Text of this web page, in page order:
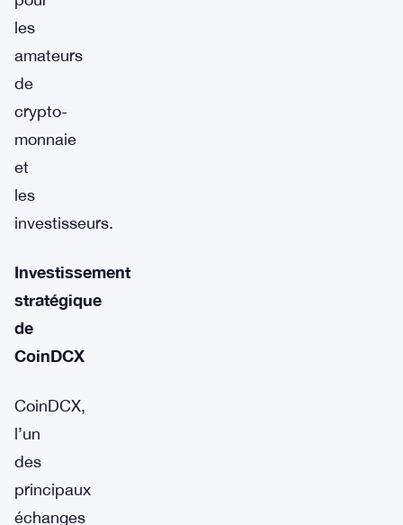
les
amateurs
de
crypto-
monnaie
et
les
investisseurs.
Investissement
stratégique
de
CoinDCX
CoinDCX,
l’un
des
principaux
échanges